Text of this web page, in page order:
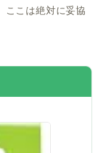
ここは絶対に妥協